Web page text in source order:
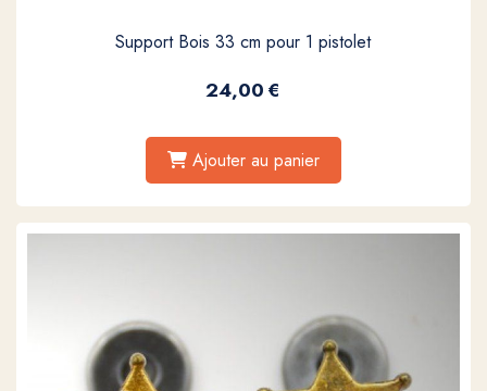
Support Bois 33 cm pour 1 pistolet
24,00€
Ajouter au panier